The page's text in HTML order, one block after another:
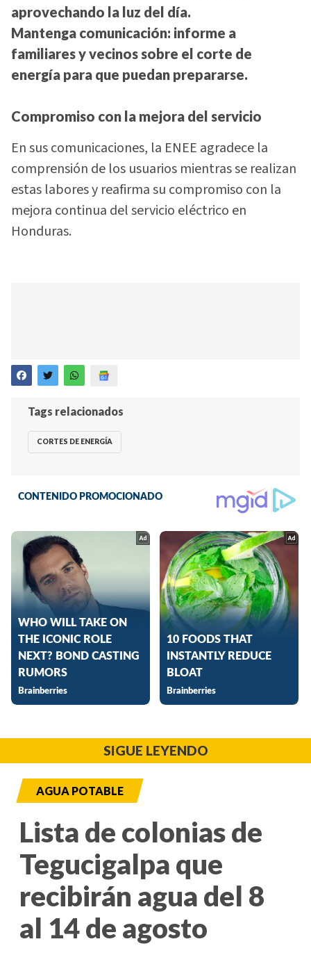
aprovechando la luz del día.
Mantenga comunicación: informe a
familiares y vecinos sobre el corte de
energía para que puedan prepararse.
Compromiso con la mejora del servicio
En sus comunicaciones, la ENEE agradece la
comprensión de los usuarios mientras se realizan
estas labores y reafirma su compromiso con la
mejora continua del servicio eléctrico en
Honduras.
Tags relacionados
CORTES DE ENERGÍA
SIGUE LEYENDO
AGUA POTABLE
Lista de colonias de
Tegucigalpa que
recibirán agua del 8
al 14 de agosto